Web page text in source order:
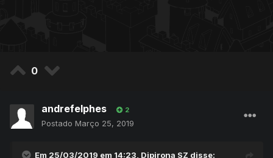
0
andrefelphes 2
Postado Março 25, 2019
Em 25/03/2019 em 14:23, Dipirona SZ disse: